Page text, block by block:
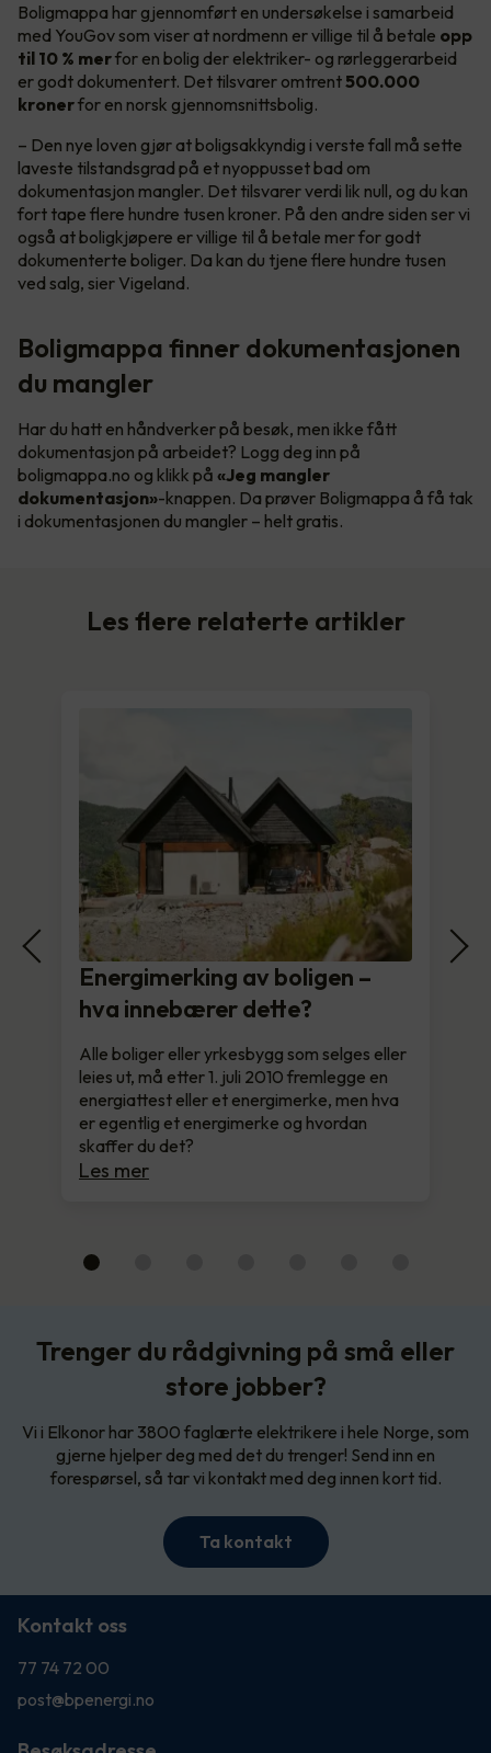
Boligmappa har gjennomført en undersøkelse i samarbeid
med YouGov som viser at nordmenn er villige til å betale opp
til 10 % merfor en bolig der elektriker- og rørleggerarbeid
er godt dokumentert. Det tilsvarer omtrent500.000
kronerfor en norsk gjennomsnittsbolig.
– Den nye loven gjør at boligsakkyndig i verste fall må sette
laveste tilstandsgrad på et nyoppusset bad om
dokumentasjon mangler. Det tilsvarer verdi lik null, og du kan
fort tape flere hundre tusen kroner. På den andre siden ser vi
også at boligkjøpere er villige til å betale mer for godt
dokumenterte boliger. Da kan du tjene flere hundre tusen
ved salg, sier Vigeland.
Boligmappa finner dokumentasjonen
du mangler
Har du hatt en håndverker på besøk, men ikke fått
dokumentasjon på arbeidet? Logg deg inn på
boligmappa.no og klikk på «Jeg mangler
dokumentasjon»-knappen. Da prøver Boligmappa å få tak
i dokumentasjonen du mangler – helt gratis.
Les flere relaterte artikler
Energimerking av boligen –
hva innebærer dette?
Alle boliger eller yrkesbygg som selges eller
leies ut, må etter 1. juli 2010 fremlegge en
energiattest eller et energimerke, men hva
er egentlig et energimerke og hvordan
skaffer du det?
Les mer
Trenger du rådgivning på små eller
store jobber?
Vi i Elkonor har 3800 faglærte elektrikere i hele Norge, som
gjerne hjelper deg med det du trenger! Send inn en
forespørsel, så tar vi kontakt med deg innen kort tid.
Ta kontakt
Kontakt oss
77 74 72 00
post@bpenergi.no